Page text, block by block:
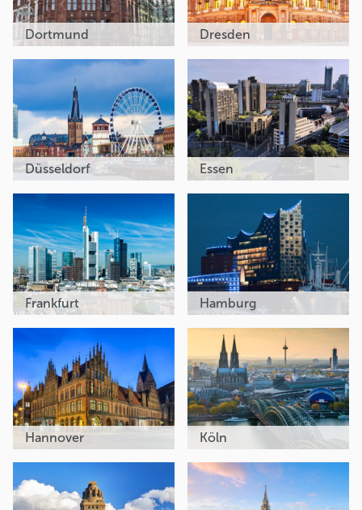
Dortmund Dresden
Düsseldorf Essen
Frankfurt Hamburg
Hannover Köln